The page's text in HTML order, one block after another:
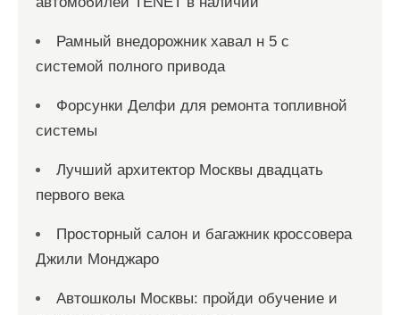
Рамный внедорожник хавал н 5 с
системой полного привода
Форсунки Делфи для ремонта топливной
системы
Лучший архитектор Москвы двадцать
первого века
Просторный салон и багажник кроссовера
Джили Монджаро
Автошколы Москвы: пройди обучение и